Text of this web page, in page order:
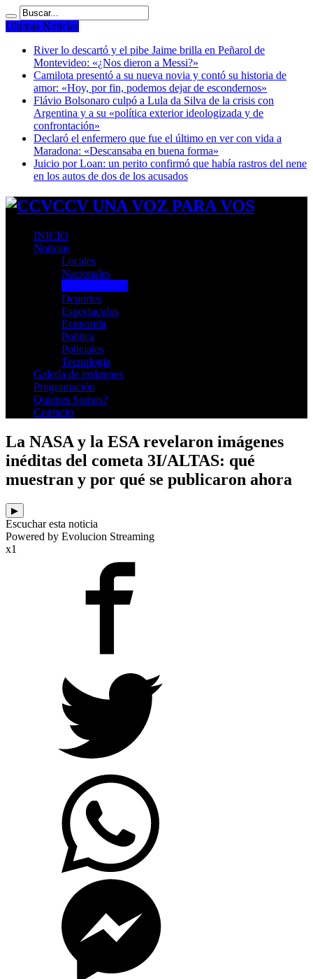
Ultimas Noticias
River lo descartó y el pibe Jaime brilla en Peñarol de
Montevideo: «¿Nos dieron a Messi?»
Camilota presentó a su nueva novia y contó su historia de
amor: «Hoy, por fin, podemos dejar de escondernos»
Flávio Bolsonaro culpó a Lula da Silva de la crisis con
Argentina y a su «política exterior ideologizada y de
confrontación»
Declaró el enfermero que fue el último en ver con vida a
Maradona: «Descansaba en buena forma»
Juicio por Loan: un perito confirmó que había rastros del nene
en los autos de dos de los acusados
CCV UNA VOZ PARA VOS
INICIO
Noticias
Locales
Nacionales
Deportes
Espectaculos
Economia
Politica
Policiales
Tecnologia
Galería de imágenes
Programación
Quienes Somos?
Contacto
La NASA y la ESA revelaron imágenes
inéditas del cometa 3I/ALTAS: qué
muestran y por qué se publicaron ahora
▶
Escuchar esta noticia
Powered by Evolucion Streaming
x1